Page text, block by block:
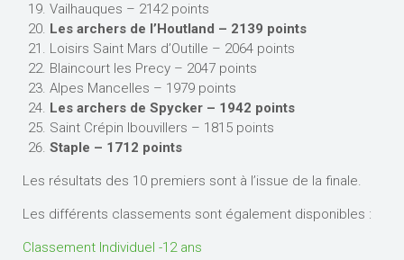
Vailhauques – 2142 points
Les archers de l’Houtland – 2139 points
Loisirs Saint Mars d’Outille – 2064 points
Blaincourt les Precy – 2047 points
Alpes Mancelles – 1979 points
Les archers de Spycker – 1942 points
Saint Crépin Ibouvillers – 1815 points
Staple – 1712 points
Les résultats des 10 premiers sont à l’issue de la finale.
Les différents classements sont également disponibles :
Classement Individuel -12 ans